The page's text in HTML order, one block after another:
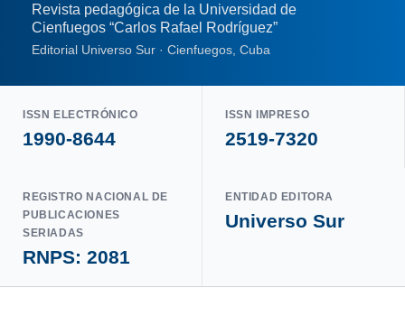
Revista pedagógica de la Universidad de
Cienfuegos “Carlos Rafael Rodríguez”
Editorial Universo Sur · Cienfuegos, Cuba
ISSN ELECTRÓNICO
1990-8644
ISSN IMPRESO
2519-7320
REGISTRO NACIONAL DE
PUBLICACIONES
SERIADAS
RNPS: 2081
ENTIDAD EDITORA
Universo Sur